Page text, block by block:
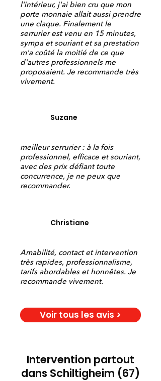
l'intérieur, j'ai bien cru que mon
porte monnaie allait aussi prendre
une claque. Finalement le
serrurier est venu en 15 minutes,
sympa et souriant et sa prestation
m'a coûté la moitié de ce que
d'autres professionnels me
proposaient. Je recommande très
vivement.
Suzane
meilleur serrurier : à la fois
professionnel, efficace et souriant,
avec des prix défiant toute
concurrence, je ne peux que
recommander.
Christiane
Amabilité, contact et intervention
très rapides, professionnalisme,
tarifs abordables et honnêtes. Je
recommande vivement.
Voir tous les avis >
Intervention partout
dans Schiltigheim (67)